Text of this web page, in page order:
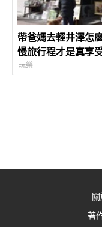
帶爸媽去輕井澤怎
慢旅行程才是真享
玩樂
著